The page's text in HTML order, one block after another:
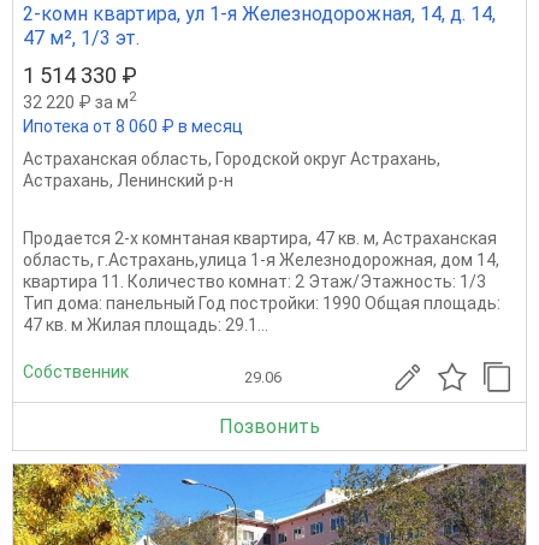
2-комн квартира, ул 1-я Железнодорожная, 14, д. 14,
47 м², 1/3 эт.
1 514 330 ₽
32 220 ₽ за м2
Ипотека от 8 060 ₽ в месяц
Астраханская область, Городской округ Астрахань,
Астрахань, Ленинский р-н
Продается 2-х комнтаная квартира, 47 кв. м, Астраханская
область, г.Астрахань,улица 1-я Железнодорожная, дом 14,
квартира 11. Количество комнат: 2 Этаж/Этажность: 1/3
Тип дома: панельный Год постройки: 1990 Общая площадь:
47 кв. м Жилая площадь: 29.1...
Собственник 29.06
Позвонить